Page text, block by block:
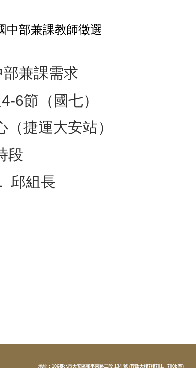
中部兼課教師徵選
兼課需求
4-6節（國七）
捷運大安站）
段
邱組長
地址： 106臺北市大安區和平東路二段 134 號 (行政大樓7樓701、700b室)